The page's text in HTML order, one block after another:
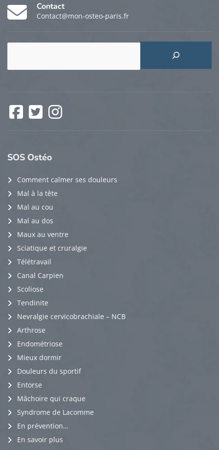
Contact
Contact@mon-osteo-paris.fr
Facebook
SOS Ostéo
Comment calmer ses douleurs
Mal à la tête
Mal au cou
Mal au dos
Maux au ventre
Sciatique et cruralgie
Télétravail
Canal Carpien
Scoliose
Tendinite
Nevralgie cervicobrachiale – NCB
Arthrose
Endométriose
Mieux dormir
Douleurs du sportif
Entorse
Mâchoire qui craque
Syndrome de Lacomme
En prévention…
En savoir plus